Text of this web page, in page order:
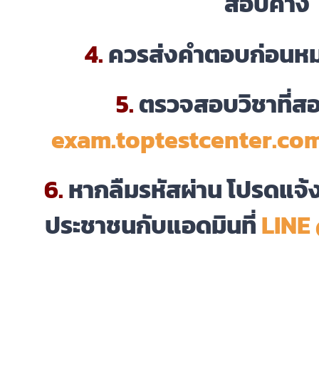
4.ควรส่งคำตอบก่อนห
5.ตรวจสอบวิชาที่ส
6.หากลืมรหัสผ่าน โปรดแจ้
ประชาชนกับแอดมินที่